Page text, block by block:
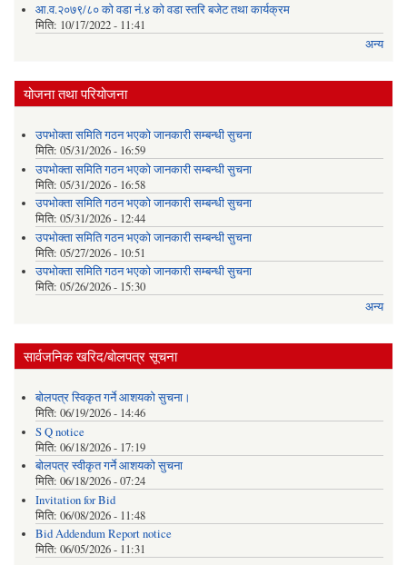
आ.व.२०७९/८० को वडा नं.४ को वडा स्तरि बजेट तथा कार्यक्रम
मिति: 10/17/2022 - 11:41
अन्य
योजना तथा परियोजना
उपभोक्ता समिति गठन भएको जानकारी सम्बन्धी सुचना
मिति: 05/31/2026 - 16:59
उपभोक्ता समिति गठन भएको जानकारी सम्बन्धी सुचना
मिति: 05/31/2026 - 16:58
उपभोक्ता समिति गठन भएको जानकारी सम्बन्धी सुचना
मिति: 05/31/2026 - 12:44
उपभोक्ता समिति गठन भएको जानकारी सम्बन्धी सुचना
मिति: 05/27/2026 - 10:51
उपभोक्ता समिति गठन भएको जानकारी सम्बन्धी सुचना
मिति: 05/26/2026 - 15:30
अन्य
सार्वजनिक खरिद/बोलपत्र सूचना
बोलपत्र स्विकृत गर्ने आशयको सुचना।
मिति: 06/19/2026 - 14:46
S Q notice
मिति: 06/18/2026 - 17:19
बोलपत्र स्वीकृत गर्ने आशयको सुचना
मिति: 06/18/2026 - 07:24
Invitation for Bid
मिति: 06/08/2026 - 11:48
Bid Addendum Report notice
मिति: 06/05/2026 - 11:31